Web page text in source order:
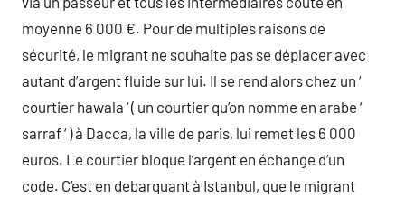
moyenne 6 000 €. Pour de multiples raisons de
sécurité, le migrant ne souhaite pas se déplacer avec
autant d’argent fluide sur lui. Il se rend alors chez un ‘
courtier hawala ‘ ( un courtier qu’on nomme en arabe ‘
sarraf ‘ ) à Dacca, la ville de paris, lui remet les 6 000
euros. Le courtier bloque l’argent en échange d’un
code. C’est en debarquant à Istanbul, que le migrant